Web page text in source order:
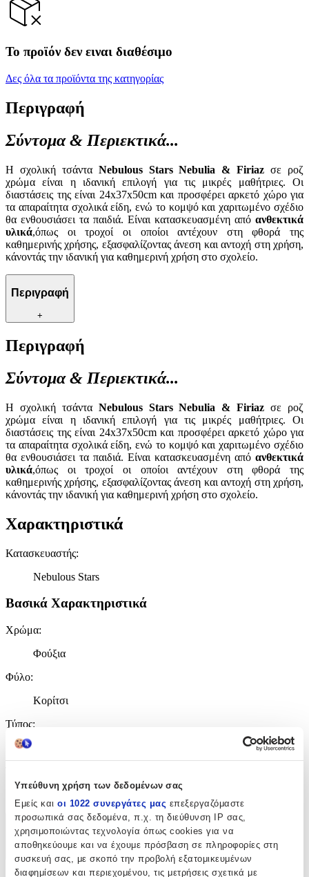
Υπεύθυνη χρήση των δεδομένων σας
Εμείς και οι 1022 συνεργάτες μας επεξεργαζόμαστε
προσωπικά σας δεδομένα, π.χ. τη διεύθυνση IP σας,
χρησιμοποιώντας τεχνολογία όπως cookies για να
αποθηκεύουμε και να έχουμε πρόσβαση σε πληροφορίες στη
συσκευή σας, με σκοπό την προβολή εξατομικευμένων
διαφημίσεων και περιεχομένου, τις μετρήσεις σχετικά με
Το προϊόν δεν ειναι διαθέσιμο
Δες όλα τα προϊόντα της κατηγορίας
Περιγραφή
Σύντομα & Περιεκτικά...
Η σχολική τσάντα Nebulous Stars Nebulia & Firiazσε ροζ
χρώμα είναι η ιδανική επιλογή για τις μικρές μαθήτριες. Οι
διαστάσεις της είναι 24x37x50cm και προσφέρει αρκετό χώρο για
τα απαραίτητα σχολικά είδη, ενώ το κομψό και χαριτωμένο σχέδιο
θα ενθουσιάσει τα παιδιά. Είναι κατασκευασμένη από ανθεκτικά
υλικά,όπως οι τροχοί οι οποίοι αντέχουν στη φθορά της
καθημερινής χρήσης, εξασφαλίζοντας άνεση και αντοχή στη χρήση,
κάνοντάς την ιδανική για καθημερινή χρήση στο σχολείο.
Περιγραφή
+
Περιγραφή
Σύντομα & Περιεκτικά...
Η σχολική τσάντα Nebulous Stars Nebulia & Firiazσε ροζ
χρώμα είναι η ιδανική επιλογή για τις μικρές μαθήτριες. Οι
διαστάσεις της είναι 24x37x50cm και προσφέρει αρκετό χώρο για
τα απαραίτητα σχολικά είδη, ενώ το κομψό και χαριτωμένο σχέδιο
θα ενθουσιάσει τα παιδιά. Είναι κατασκευασμένη από ανθεκτικά
υλικά,όπως οι τροχοί οι οποίοι αντέχουν στη φθορά της
καθημερινής χρήσης, εξασφαλίζοντας άνεση και αντοχή στη χρήση,
κάνοντάς την ιδανική για καθημερινή χρήση στο σχολείο.
Χαρακτηριστικά
Κατασκευαστής:
Nebulous Stars
Βασικά Χαρακτηριστικά
Χρώμα:
Φούξια
Φύλο:
Κορίτσι
Τύπος:
Δημοτικού
Χαρακτηριστικά